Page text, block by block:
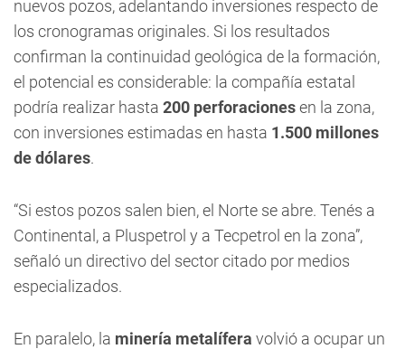
nuevos pozos, adelantando inversiones respecto de
los cronogramas originales. Si los resultados
confirman la continuidad geológica de la formación,
el potencial es considerable: la compañía estatal
podría realizar hasta 200 perforacionesen la zona,
con inversiones estimadas en hasta 1.500 millones
de dólares.
“Si estos pozos salen bien, el Norte se abre. Tenés a
Continental, a Pluspetrol y a Tecpetrol en la zona”,
señaló un directivo del sector citado por medios
especializados.
En paralelo, la minería metalífera volvió a ocupar un